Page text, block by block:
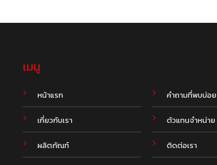
เมนู
หน้าแรก
เกี่ยวกับเรา
ผลิตภัณฑ์
คำถามที่พบบ่อย
ตัวแทนจำหน่าย
ติดต่อเรา